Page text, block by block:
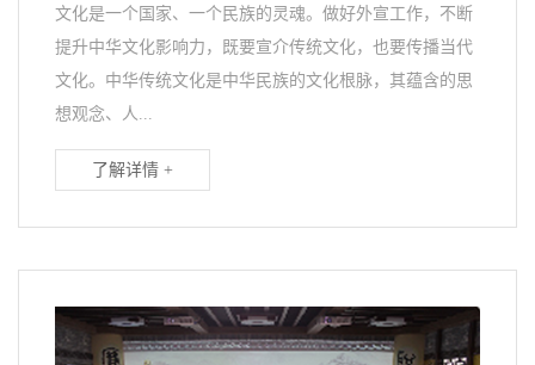
文化是一个国家、一个民族的灵魂。做好外宣工作，不断
提升中华文化影响力，既要宣介传统文化，也要传播当代
文化。中华传统文化是中华民族的文化根脉，其蕴含的思
想观念、人...
了解详情 +